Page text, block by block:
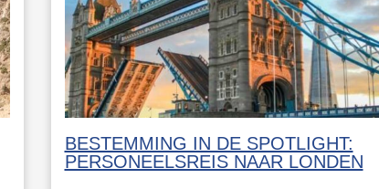
BESTEMMING IN DE SPOTLIGHT:
PERSONEELSREIS NAAR LONDEN